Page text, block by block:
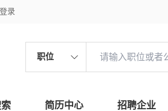
录
职位
简历中心 招聘企业